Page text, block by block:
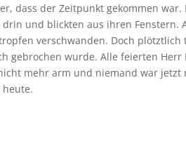
dass der Zeitpunkt gekommen
und blickten aus ihren Fenstern.
verschwanden. Doch
gebrochen wurde. Alle feierten
mehr arm und niemand war jetzt
heute.